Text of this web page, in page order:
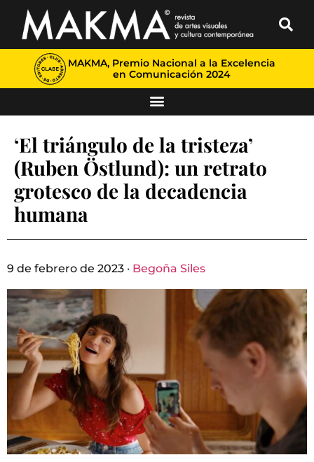
MAKMA, Premio Nacional a la Excelencia
en Comunicación 2024
‘El triángulo de la tristeza’
(Ruben Östlund): un retrato
grotesco de la decadencia
humana
9 de febrero de 2023 · Begoña Siles